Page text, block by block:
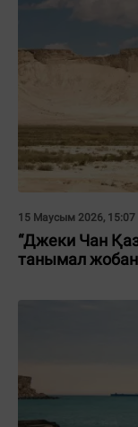
15 Маусым 2026, 15:07
“Джеки Чан
танымал